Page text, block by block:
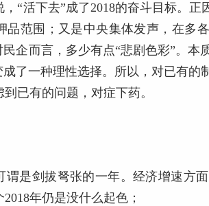
，“活下去”成了2018的奋斗目标。
品范围；又是中央集体发声，在多
民企而言，多少有点“悲剧色彩”。
成了一种理性选择。所以，对已有
已有的问题，对症下药。
谓是剑拔弩张的一年。经济增速方
年仍是没什么起色；